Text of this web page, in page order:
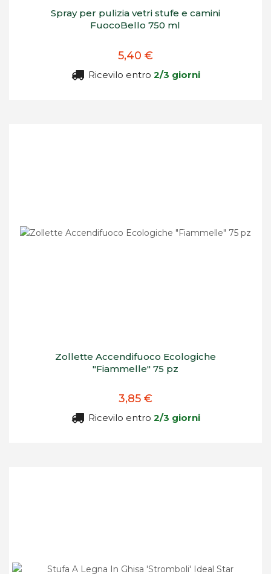
Spray per pulizia vetri stufe e camini
FuocoBello 750 ml
5,40 €
Ricevilo entro 2/3 giorni
Zollette Accendifuoco Ecologiche
"Fiammelle" 75 pz
3,85 €
Ricevilo entro 2/3 giorni